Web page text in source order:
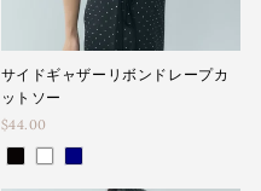
サイドギャザーリボンドレープカ
ットソー
$44.00